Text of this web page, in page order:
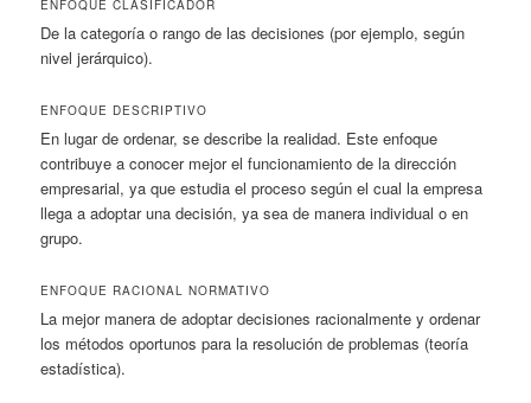
ENFOQUE CLASIFICADOR
De la categoría o rango de las decisiones (por ejemplo, según
nivel jerárquico).
ENFOQUE DESCRIPTIVO
En lugar de ordenar, se describe la realidad. Este enfoque
contribuye a conocer mejor el funcionamiento de la dirección
empresarial, ya que estudia el proceso según el cual la empresa
llega a adoptar una decisión, ya sea de manera individual o en
grupo.
ENFOQUE RACIONAL NORMATIVO
La mejor manera de adoptar decisiones racionalmente y ordenar
los métodos oportunos para la resolución de problemas (teoría
estadística).